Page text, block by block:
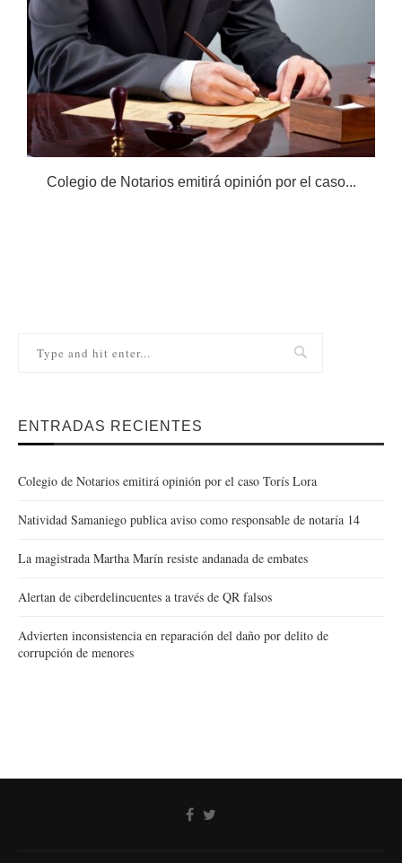
Colegio de Notarios emitirá opinión por el caso...
ENTRADAS RECIENTES
Colegio de Notarios emitirá opinión por el caso Torís Lora
Natividad Samaniego publica aviso como responsable de notaría 14
La magistrada Martha Marín resiste andanada de embates
Alertan de ciberdelincuentes a través de QR falsos
Advierten inconsistencia en reparación del daño por delito de
corrupción de menores